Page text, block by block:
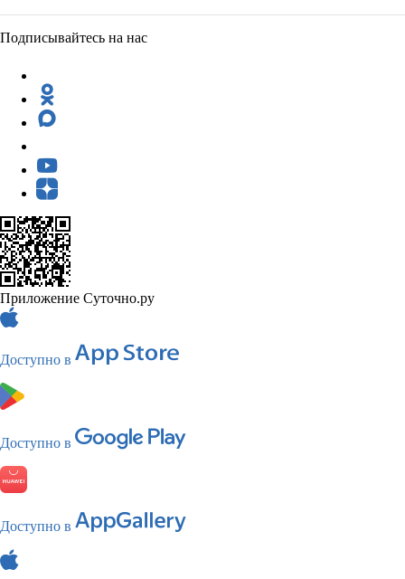
Подписывайтесь на нас
Приложение Суточно.ру
Доступно в
Доступно в
Доступно в